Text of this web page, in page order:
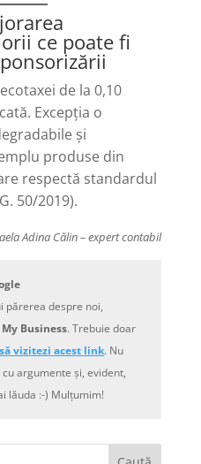
ce poate fi
de la 0,10
Excepția o
și
produse din
respectă standardul
50/2019).
Adina Călin – expert contabil
părerea despre noi,
Business. Trebuie doar
să vizitezi acest link. Nu
argumente și, evident,
lăuda :-) Mulțumim!